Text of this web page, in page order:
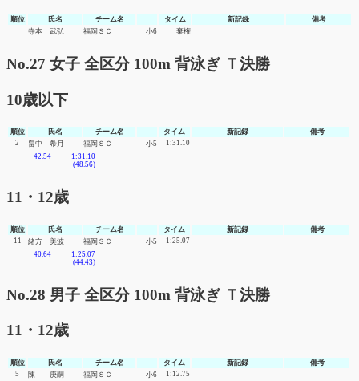
順位 氏名 チーム名 タイム 新記録
備考
寺本 武弘
福岡ＳＣ 小6 棄権
No.27 女子 全区分 100m 背泳ぎ Ｔ決勝
10歳以下
順位 氏名 チーム名 タイム 新記録
備考
2
畠中 希月 福岡ＳＣ 小5
1:31.10
42.54
1:31.10
(48.56)
11・12歳
順位 氏名 チーム名 タイム 新記録
備考
11
緒方 美波 福岡ＳＣ 小5
1:25.07
40.64
1:25.07
(44.43)
No.28 男子 全区分 100m 背泳ぎ Ｔ決勝
11・12歳
順位 氏名 チーム名 タイム 新記録
備考
5
陳 庚嗣 福岡ＳＣ 小6 1:12.75